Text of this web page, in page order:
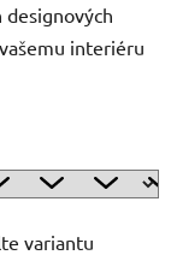
designových
interiéru
variantu